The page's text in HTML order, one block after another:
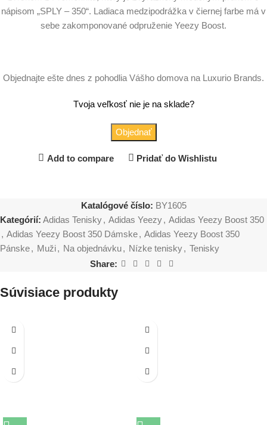
nápisom „SPLY – 350“. Ladiaca medzipodrážka v čiernej farbe má v
sebe zakomponované odpruženie Yeezy Boost.
Objednajte ešte dnes z pohodlia Vášho domova na Luxurio Brands.
Tvoja veľkosť nie je na sklade?
Objednať
Add to compare Pridať do Wishlistu
Katalógové číslo: BY1605
Kategórií: Adidas Tenisky, Adidas Yeezy, Adidas Yeezy Boost 350
, Adidas Yeezy Boost 350 Dámske, Adidas Yeezy Boost 350
Pánske, Muži, Na objednávku, Nízke tenisky, Tenisky
Share:
Súvisiace produkty